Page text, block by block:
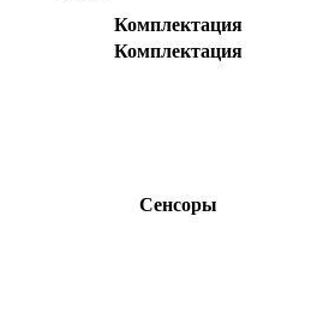
Комплектация
Комплектация
Сенсоры